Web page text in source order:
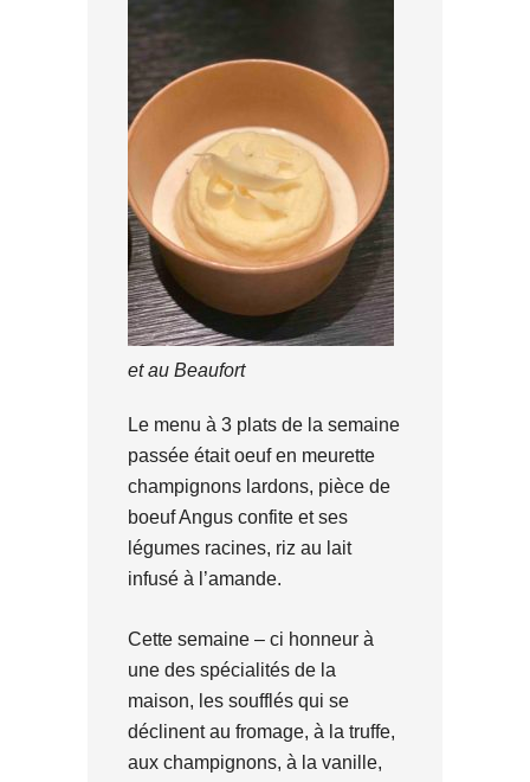
et au Beaufort
Le menu à 3 plats de la semaine
passée était oeuf en meurette
champignons lardons, pièce de
boeuf Angus confite et ses
légumes racines, riz au lait
infusé à l’amande.
Cette semaine – ci honneur à
une des spécialités de la
maison, les soufflés qui se
déclinent au fromage, à la truffe,
aux champignons, à la vanille,